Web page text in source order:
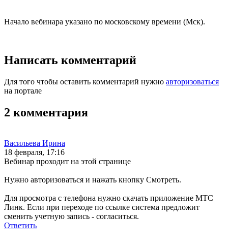
Начало вебинара указано по московскому времени (Мск).
Написать комментарий
Для того чтобы оставить комментарий нужно авторизоваться
на портале
2 комментария
Васильева Ирина
18 февраля, 17:16
Вебинар проходит на этой странице
Нужно авторизоваться и нажать кнопку Смотреть.
Для просмотра с телефона нужно скачать приложение МТС
Линк. Если при переходе по ссылке система предложит
сменить учетную запись - согласиться.
Ответить